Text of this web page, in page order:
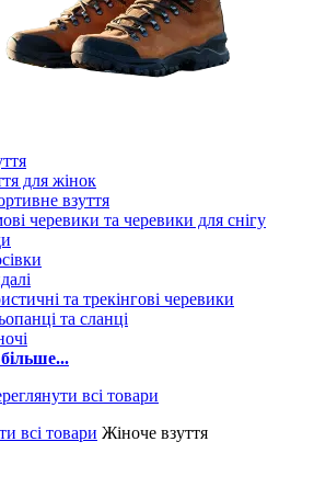
для жінок
взуття
черевики та черевики для снігу
та трекінгові черевики
та сланці
всі товари Жіноче взуття